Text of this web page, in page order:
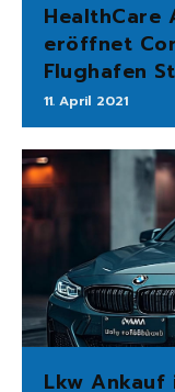
HealthCare
eröffnet
Flughafen
11. April 2021
Lkw Ankauf